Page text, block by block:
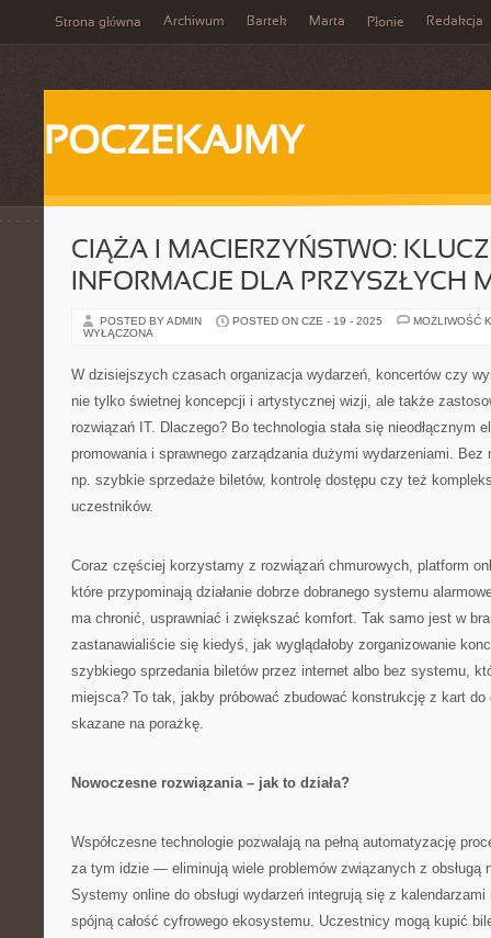
Strona główna Archiwum Bartek Marta Płonie Redakcja
POCZEKAJMY
CIĄŻA I MACIERZYŃSTWO:
INFORMACJE DLA PRZYSZŁYCH
POSTED BY ADMIN POSTED ON CZE - 19 - 2025
MOŻLIWOŚĆ
WYŁĄCZONA
W dzisiejszych czasach organizacja wydarzeń, koncertów czy
nie tylko świetnej koncepcji i artystycznej wizji, ale także
rozwiązań IT. Dlaczego? Bo technologia stała się nieodłącznym
promowania i sprawnego zarządzania dużymi wydarzeniami. Bez
np. szybkie sprzedaże biletów, kontrolę dostępu czy też
uczestników.
Coraz częściej korzystamy z rozwiązań chmurowych, platform
które przypominają działanie dobrze dobranego systemu
ma chronić, usprawniać i zwiększać komfort. Tak samo jest w
zastanawialiście się kiedyś, jak wyglądałoby zorganizowanie
szybkiego sprzedania biletów przez internet albo bez systemu,
miejsca? To tak, jakby próbować zbudować konstrukcję z kart
skazane na porażkę.
Nowoczesne rozwiązania – jak to działa?
Współczesne technologie pozwalają na pełną automatyzację
za tym idzie — eliminują wiele problemów związanych z obsługą
Systemy online do obsługi wydarzeń integrują się z
spójną całość cyfrowego ekosystemu. Uczestnicy mogą kupić